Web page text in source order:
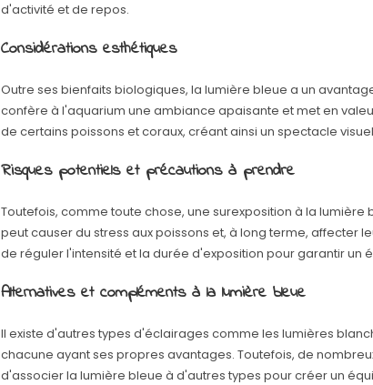
d'activité et de repos.
Considérations esthétiques
Outre ses bienfaits biologiques, la lumière bleue a un
confère à l'aquarium une ambiance apaisante et met en
de certains poissons et coraux, créant ainsi un spectacle
Risques potentiels et précautions à prendre
Toutefois, comme toute chose, une surexposition à la lumière
peut causer du stress aux poissons et, à long terme, affecter
de réguler l'intensité et la durée d'exposition pour garantir un
Alternatives et compléments à la lumière bleue
Il existe d'autres types d'éclairages comme les lumières
chacune ayant ses propres avantages. Toutefois, de
d'associer la lumière bleue à d'autres types pour créer un